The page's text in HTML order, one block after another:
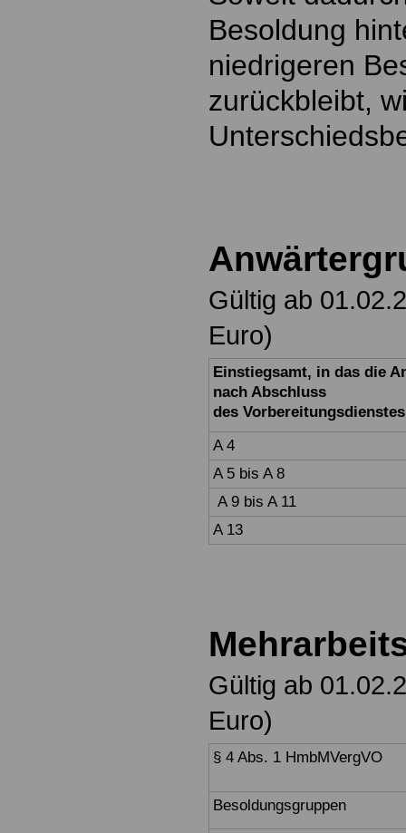
Besoldung
niedrigeren
zurückbleibt,
Gültig ab
Euro)
Einstiegsamt, in das die
nach Abschluss
des
A 4
A 5 bis A 8
A 9 bis A 11
A 13
Gültig ab
Euro)
§ 4 Abs. 1
Besoldungsgruppen